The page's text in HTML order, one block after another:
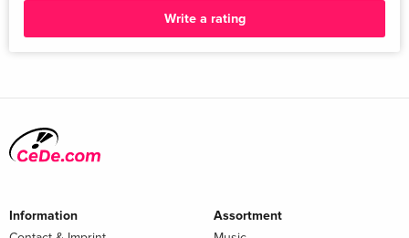
Write a rating
Information
Assortment